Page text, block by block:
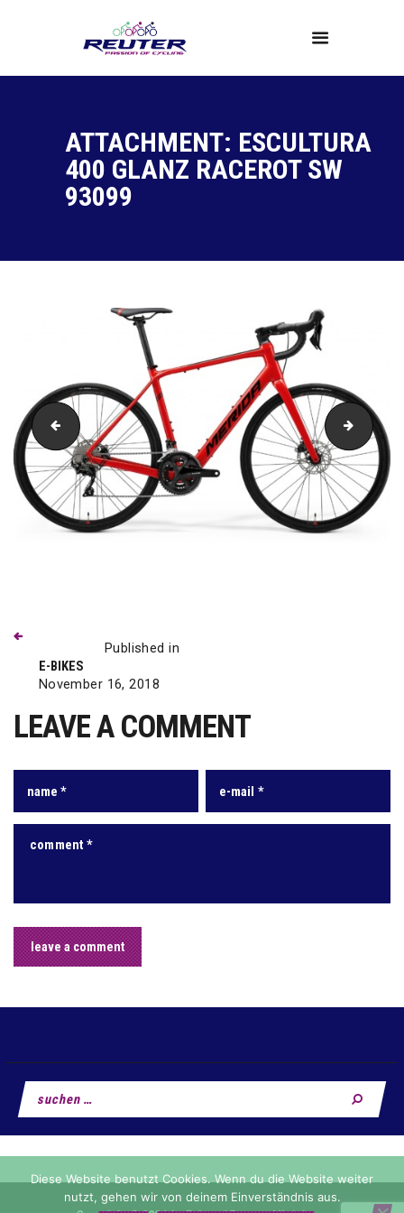
ATTACHMENT: ESCULTURA
400 GLANZ RACEROT SW
93099
Produkte
Service
Über Uns
eBig Nine 400 blaugrün sw 93499
Published in
E-BIKES
November 16, 2018
LEAVE A COMMENT
Suchen
nach:
Diese Website benutzt Cookies. Wenn du die Website weiter
nutzt, gehen wir von deinem Einverständnis aus.